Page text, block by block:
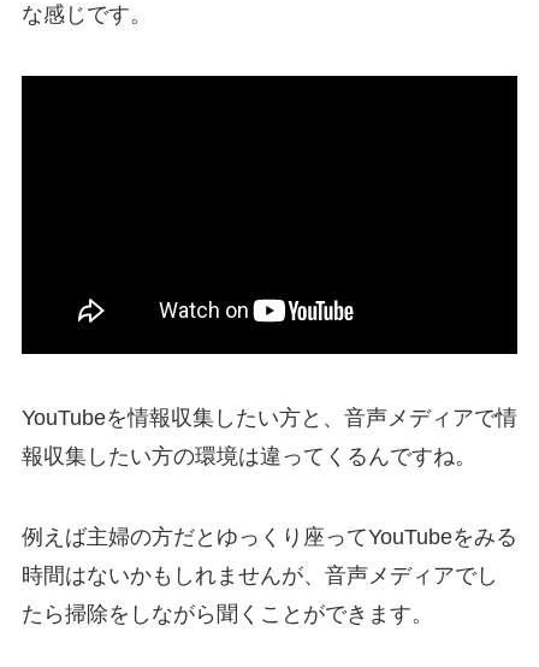
な感じです。
YouTubeを情報収集したい方と、音声メディアで情
報収集したい方の環境は違ってくるんですね。
例えば主婦の方だとゆっくり座ってYouTubeをみる
時間はないかもしれませんが、音声メディアでし
たら掃除をしながら聞くことができます。